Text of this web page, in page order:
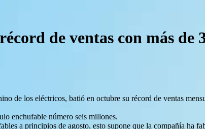
de ventas con más de
de los eléctricos, batió en octubre su récord de ventas
enchufable número seis millones.
a principios de agosto, esto supone que la compañía ha